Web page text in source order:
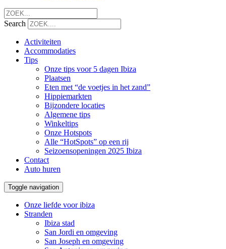
Search
Activiteiten
Accommodaties
Tips
Onze tips voor 5 dagen Ibiza
Plaatsen
Eten met “de voetjes in het zand”
Hippiemarkten
Bijzondere locaties
Algemene tips
Winkeltips
Onze Hotspots
Alle “HotSpots” op een rij
Seizoensopeningen 2025 Ibiza
Contact
Auto huren
Toggle navigation
Onze liefde voor ibiza
Stranden
Ibiza stad
San Jordi en omgeving
San Joseph en omgeving